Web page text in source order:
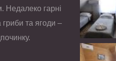
Недалеко гарні
гриби та ягоди –